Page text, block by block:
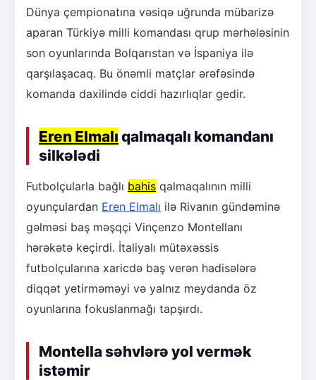
Dünya çempionatına vəsiqə uğrunda mübarizə
aparan Türkiyə milli komandası qrup mərhələsinin
son oyunlarında Bolqarıstan və İspaniya ilə
qarşılaşacaq. Bu önəmli matçlar ərəfəsində
komanda daxilində ciddi hazırlıqlar gedir.
Eren Elmalı qalmaqalı komandanı
silkələdi
Futbolçularla bağlı bahis qalmaqalının milli
oyunçulardan Eren Elmalı ilə Rivanın gündəminə
gəlməsi baş məşqçi Vinçenzo Montellanı
hərəkətə keçirdi. İtaliyalı mütəxəssis
futbolçularına xaricdə baş verən hadisələrə
diqqət yetirməməyi və yalnız meydanda öz
oyunlarına fokuslanmağı tapşırdı.
Montella səhvlərə yol vermək
istəmir